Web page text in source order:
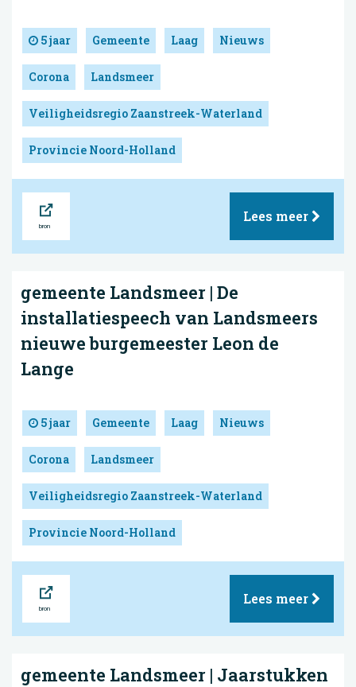
5 jaar Gemeente Laag Nieuws
Corona Landsmeer
Veiligheidsregio Zaanstreek-Waterland
Provincie Noord-Holland
Lees meer
gemeente Landsmeer | De
installatiespeech van Landsmeers
nieuwe burgemeester Leon de
Lange
5 jaar Gemeente Laag Nieuws
Corona Landsmeer
Veiligheidsregio Zaanstreek-Waterland
Provincie Noord-Holland
Lees meer
gemeente Landsmeer | Jaarstukken